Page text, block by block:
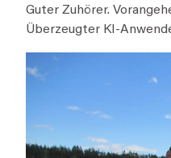
Guter Zuhörer.
Überzeugter KI-